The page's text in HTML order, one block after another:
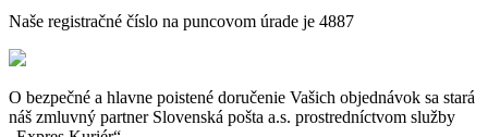
Naše registračné číslo na puncovom úrade je 4887
O bezpečné a hlavne poistené doručenie Vašich objednávok sa stará
náš zmluvný partner Slovenská pošta a.s. prostredníctvom služby